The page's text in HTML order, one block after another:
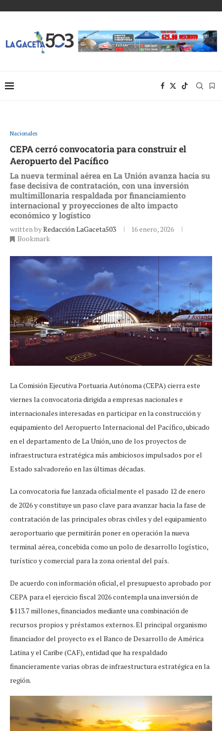
Nacionales
CEPA cerró convocatoria para construir el
Aeropuerto del Pacífico
La nueva terminal aérea en La Unión avanza hacia su
fase decisiva de contratación, con una inversión
multimillonaria respaldada por financiamiento
internacional y proyecciones de alto impacto
económico y logístico
written byRedacción LaGaceta503
16 enero, 2026
Bookmark
La Comisión Ejecutiva Portuaria Autónoma (CEPA) cierra este
viernes la convocatoria dirigida a empresas nacionales e
internacionales interesadas en participar en la construcción y
equipamiento del Aeropuerto Internacional del Pacífico, ubicado
en el departamento de La Unión, uno de los proyectos de
infraestructura estratégica más ambiciosos impulsados por el
Estado salvadoreño en las últimas décadas.
La convocatoria fue lanzada oficialmente el pasado 12 de enero
de 2026 y constituye un paso clave para avanzar hacia la fase de
contratación de las principales obras civiles y del equipamiento
aeroportuario que permitirán poner en operación la nueva
terminal aérea, concebida como un polo de desarrollo logístico,
turístico y comercial para la zona oriental del país.
De acuerdo con información oficial, el presupuesto aprobado por
CEPA para el ejercicio fiscal 2026 contempla una inversión de
$113.7 millones, financiados mediante una combinación de
recursos propios y préstamos externos. El principal organismo
financiador del proyecto es el Banco de Desarrollo de América
Latina y el Caribe (CAF), entidad que ha respaldado
financieramente varias obras de infraestructura estratégica en la
región.